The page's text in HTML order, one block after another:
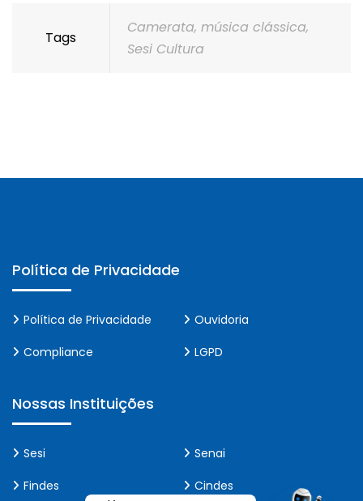
Tags
Camerata, música clássica,
Sesi Cultura
Política de Privacidade
Política de Privacidade
Ouvidoria
Compliance
LGPD
Nossas Instituições
Sesi
Senai
Findes
Cindes